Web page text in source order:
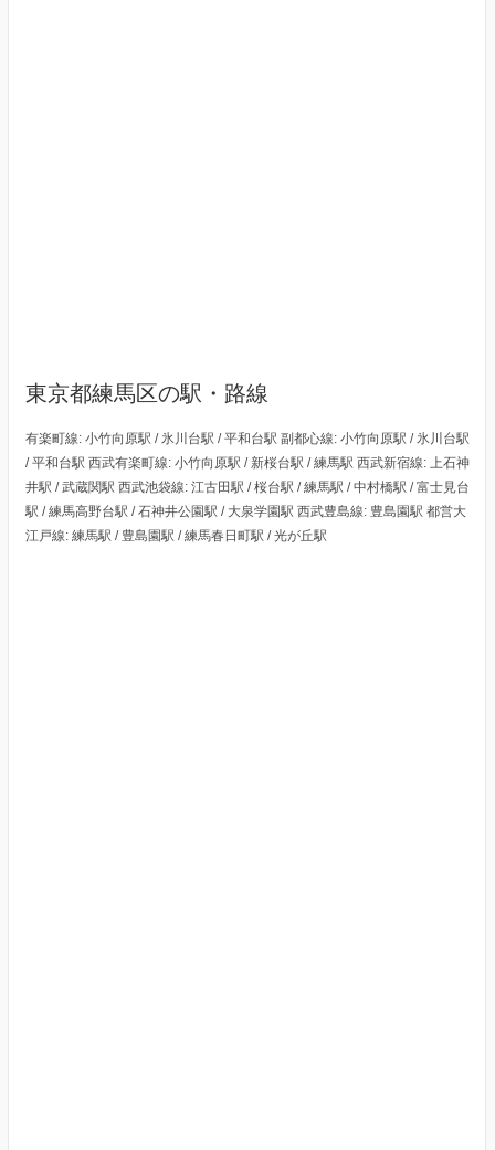
東京都練馬区の駅・路線
有楽町線: 小竹向原駅 / 氷川台駅 / 平和台駅 副都心線: 小竹向原駅 / 氷川台駅
/ 平和台駅 西武有楽町線: 小竹向原駅 / 新桜台駅 / 練馬駅 西武新宿線: 上石神
井駅 / 武蔵関駅 西武池袋線: 江古田駅 / 桜台駅 / 練馬駅 / 中村橋駅 / 富士見台
駅 / 練馬高野台駅 / 石神井公園駅 / 大泉学園駅 西武豊島線: 豊島園駅 都営大
江戸線: 練馬駅 / 豊島園駅 / 練馬春日町駅 / 光が丘駅